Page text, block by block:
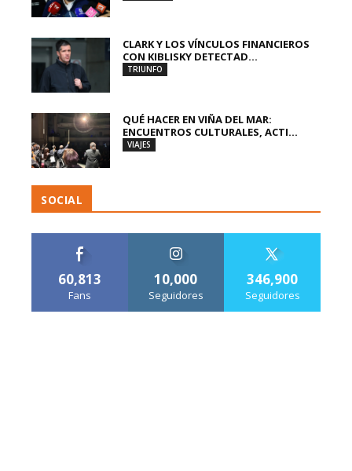
CLARK Y LOS VÍNCULOS FINANCIEROS
CON KIBLISKY DETECTAD...
TRIUNFO
QUÉ HACER EN VIÑA DEL MAR:
ENCUENTROS CULTURALES, ACTI...
VIAJES
SOCIAL
60,813
Fans
10,000
Seguidores
346,900
Seguidores